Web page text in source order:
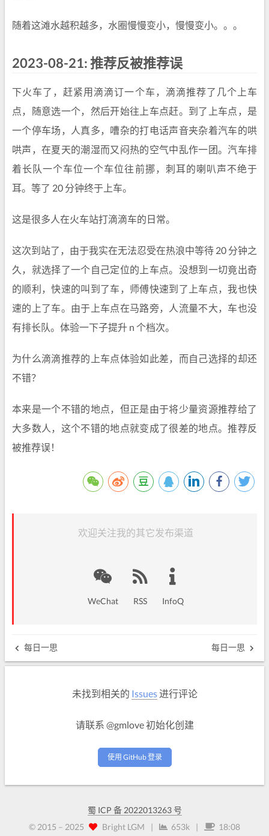
随着这滩水越积越多，水圈慢慢变小，慢慢变小。。。
2023-08-21: 推荐反被推荐误
下火车了，赶紧用滴滴订一个车，滴滴推荐了几个上车
点，随意选一个，然后开始往上车点赶。到了上车点，是
一个停车场，人真多，嘈杂的打电话声音夹杂着汽车的哄
哄声，在夏天的潮湿而又闷热的空气中乱作一团。汽车排
着长队一个车位一个车位往前挪，刺耳的喇叭声不绝于
耳。等了 20 分钟终于上车。
这是很多人在火车站打滴滴车的日常。
这次到站了，由于我实在无法忍受在热浪中等待 20 分钟之
久，就选择了一个自己定位的上车点。没想到一切竟出奇
的顺利，快速的叫到了车，师傅快速到了上车点，我也快
速的上了车。由于上车点在马路旁，人流量不大，车也没
有排长队。体验一下子提升 n 个档次。
为什么滴滴推荐的上车点体验如此差，而自己选择的却还
不错？
本来是一个不错的地点，但正是由于将少量资源推荐给了
大多数人，这个不错的地点就变成了很差的地点。推荐反
被推荐误！
欢迎关注我的其它发布渠道
WeChat RSS InfoQ
每日一思 每日一思
未找到相关的 Issues进行评论
请联系 @gmlove 初始化创建
使用 GitHub 登录
蜀 ICP 备 2022013263 号
© 2015 – 2025 Bright LGM | 653k | 18:08